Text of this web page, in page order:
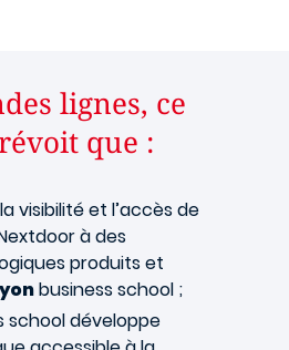
lignes, ce
que :
visibilité et l’accès de
à des
produits et
business school ;
school développe